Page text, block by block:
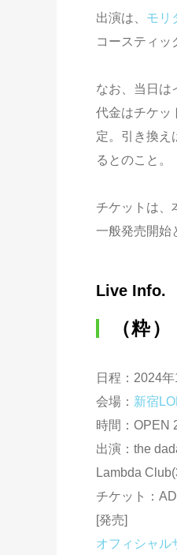
出演は、 モリ
コースティッ
なお、当日は
代金はチケッ
定。引き換え
るとのこと。
チケットは、
一般発売開始
Live Info.
（粋）
日程：2024年
会場： 新宿
時間：OPEN
出演：the
Lambda
チケット：
[発売]
オフィシャル